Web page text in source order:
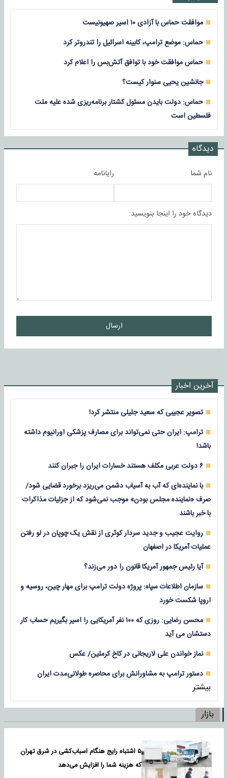
موافقت حماس با آزادی ۱۰ اسیر صهیونیست
حماس: موضع ترامپ، کابینه اسرائیل را تندروتر کرد
حماس موافقت خود با توافق آتش‌بس را اعلام کرد
جانشین یحیی سنوار کیست؟
حماس: دولت بایدن مسئول کشتار برنامه‌ریزی شده علیه ملت
فلسطین است
دیدگاه
نام شما رایانامه
دیدگاه خود را اینجا بنویسید:
ارسال
آخرین اخبار
تصویر عجیبی که سعید جلیلی منتشر کرد!
ترامپ: ایران حتی نمی‌تواند برای مصارف پزشکی اورانیوم داشته
باشد!
۶ دولت عربی مکلف هستند خسارات ایران را جبران کنند
با نماینده‌ای که آب به آسیاب دشمن می‌ریزد برخورد قضایی شود/
صرف «نماینده مجلس بودن» موجب نمی‌شود که از جزئیات مذاکرات
با خبر باشند
روایت عجیب و جدید سردار کوثری از نقش یک چوپان در لو رفتن
عملیات آمریکا در اصفهان
آیا رئیس جمهور آمریکا قانون را دور می‌زند؟
سازمان اطلاعات سپاه: پروژه دولت ترامپ برای مهار چین، روسیه و
اروپا شکست خورد
محسن رضایی: روزی که ۱۰۰ نفر آمریکایی را اسیر بگیریم حساب کار
دستشان می آید
نماز خواندن علی لاریجانی در کاخ کرملین/ عکس
دستور ترامپ به مشاورانش برای محاصره طولانی‌مدت ایران
بیشتر
بازار
۵ اشتباه رایج هنگام اسباب‌کشی در شرق تهران
که هزینه شما را افزایش می‌دهد